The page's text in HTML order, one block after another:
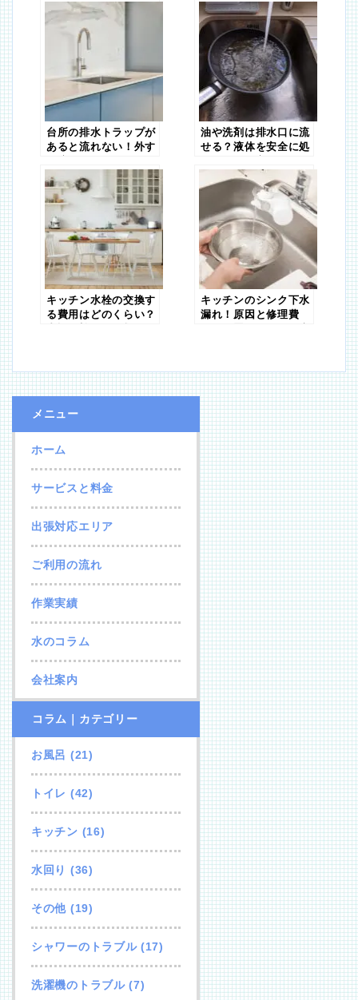
台所の排水トラップが
あると流れない！外す
油や洗剤は排水口に流
せる？液体を安全に処
キッチン水栓の交換す
る費用はどのくらい？
キッチンのシンク下水
漏れ！原因と修理費
メニュー
ホーム
サービスと料金
出張対応エリア
ご利用の流れ
作業実績
水のコラム
会社案内
コラム｜カテゴリー
お風呂 (21)
トイレ (42)
キッチン (16)
水回り (36)
その他 (19)
シャワーのトラブル(17)
洗濯機のトラブル(7)